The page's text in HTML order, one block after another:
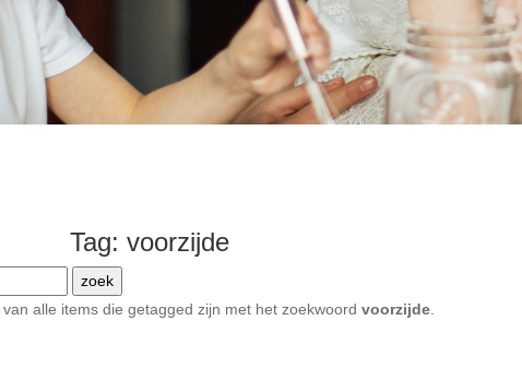
Tag: voorzijde
alle items die getagged zijn met het zoekwoord voorzijde